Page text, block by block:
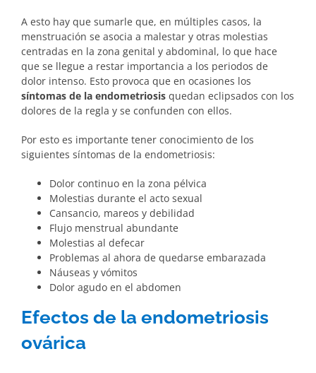
A esto hay que sumarle que, en múltiples casos, la
menstruación se asocia a malestar y otras molestias
centradas en la zona genital y abdominal, lo que hace
que se llegue a restar importancia a los periodos de
dolor intenso. Esto provoca que en ocasiones los
síntomas de la endometriosis quedan eclipsados con los
dolores de la regla y se confunden con ellos.
Por esto es importante tener conocimiento de los
siguientes síntomas de la endometriosis:
Dolor continuo en la zona pélvica
Molestias durante el acto sexual
Cansancio, mareos y debilidad
Flujo menstrual abundante
Molestias al defecar
Problemas al ahora de quedarse embarazada
Náuseas y vómitos
Dolor agudo en el abdomen
Efectos de la endometriosis
ovárica